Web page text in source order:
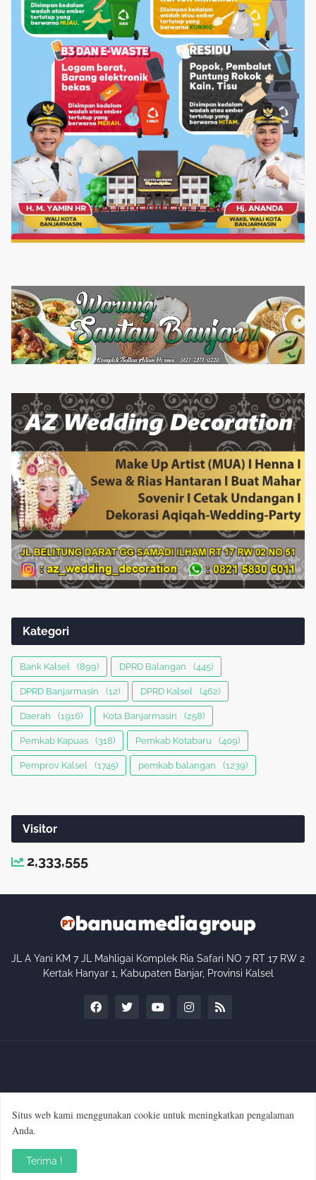
Kategori
Bank Kalsel (899) DPRD Balangan (445)
DPRD Banjarmasin (12) DPRD Kalsel (462)
Daerah (1916) Kota Banjarmasin (258)
Pemkab Kapuas (318) Pemkab Kotabaru (409)
Pemprov Kalsel (1745) pemkab balangan (1239)
Visitor
2,333,555
JL A Yani KM 7 JL Mahligai Komplek Ria Safari NO 7 RT 17 RW 2
Kertak Hanyar 1, Kabupaten Banjar, Provinsi Kalsel
Pedoman Media Siber
Situs web kami menggunakan cookie untuk meningkatkan pengalaman
Anda.
Terima !